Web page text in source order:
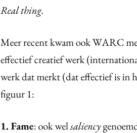
Real thing.
Meer recent kwam ook WARC
effectief creatief werk
werk dat merkt (dat effectief is in
figuur 1:
1. Fame: ook welsaliency